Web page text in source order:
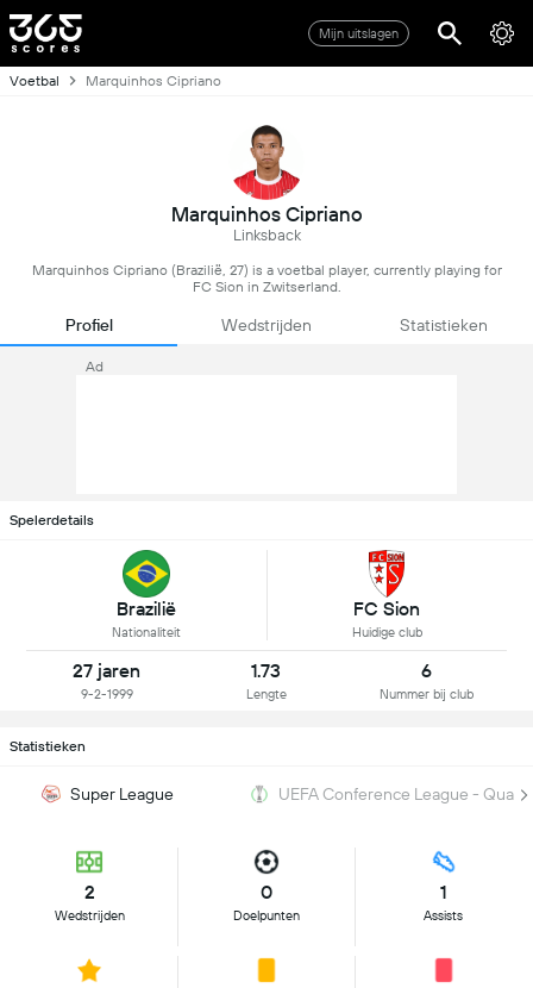
Mijn uitslagen
Voetbal Marquinhos Cipriano
Marquinhos Cipriano
Linksback
Marquinhos Cipriano (Brazilië, 27) is a voetbal player, currently playing for
FC Sion in Zwitserland.
Profiel Wedstrijden Statistieken
Ad
Spelerdetails
Brazilië
Nationaliteit
FC Sion
Huidige club
27 jaren
9-2-1999
1.73
Lengte
6
Nummer bij club
Statistieken
Super League UEFA Conference League -
2
Wedstrijden
0
Doelpunten
1
Assists